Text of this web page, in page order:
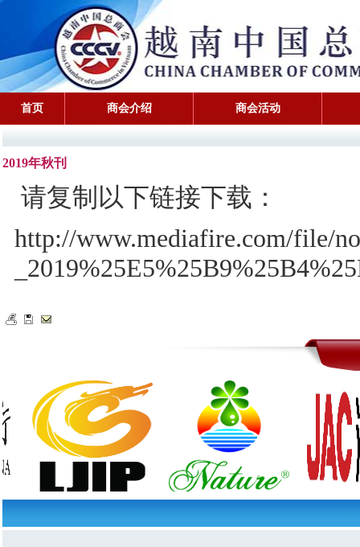
首页 商会介绍 商会活动
2019年秋刊
请复制以下链接下载：
http://www.mediafire.com/file/